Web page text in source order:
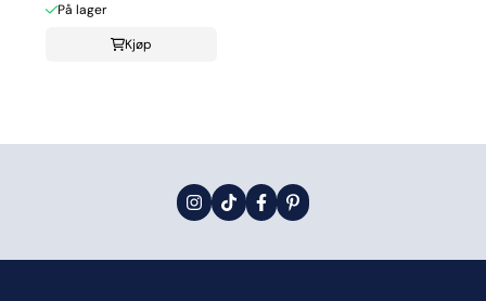
På lager
Kjøp